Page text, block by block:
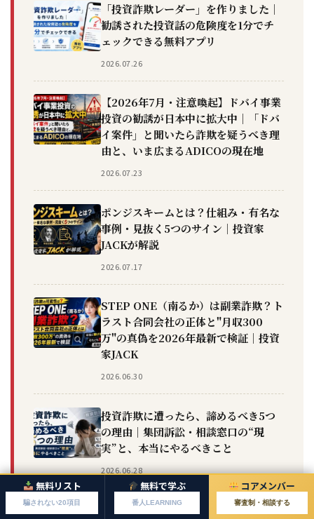
「投資詐欺レーダー」を作りました｜
勧誘された投資話の危険度を1分でチ
ェックできる無料アプリ
2026.07.26
【2026年7月・注意喚起】ドバイ事業
投資の勧誘が日本中に拡大中｜「ドバ
イ案件」と聞いたら詐欺を疑うべき理
由と、いま広まるADICOの現在地
2026.07.23
ポンジスキームとは？仕組み・有名な
事例・見抜く5つのサイン｜投資家
JACKが解説
2026.07.17
STEP ONE（南るか）は副業詐欺？ト
ラスト合同会社の正体と"月収300
万"の真偽を2026年最新で検証｜投資
家JACK
2026.06.30
投資詐欺に遭ったら、諦めるべき5つ
の理由｜集団訴訟・相談窓口の“現
実”と、本当にやるべきこと
2026.06.28
無料リスト
騙されない20項目
無料で学ぶ
番人LEARNING
コアメンバー
審査制・相談する